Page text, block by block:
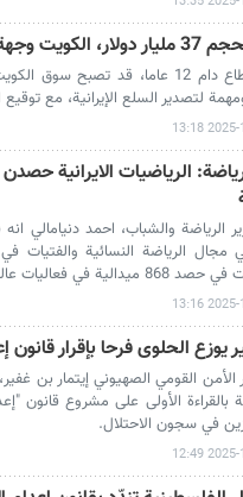
للسلع الإيرانية
لتصدير السلع الإيرانية، مع
2025-11-
الرياضة النسائية والفتيات في
عالمية مرموقة، منها 140 ميدالية ذهبية.
2025-11-
يوزع الحلوى فرحا بإقرار قانون
الأمن القومي الصهيوني إيتمار بن
بالقراءة الأولى على مشروع قانون
في سجون الاحتلال.
2025-11-